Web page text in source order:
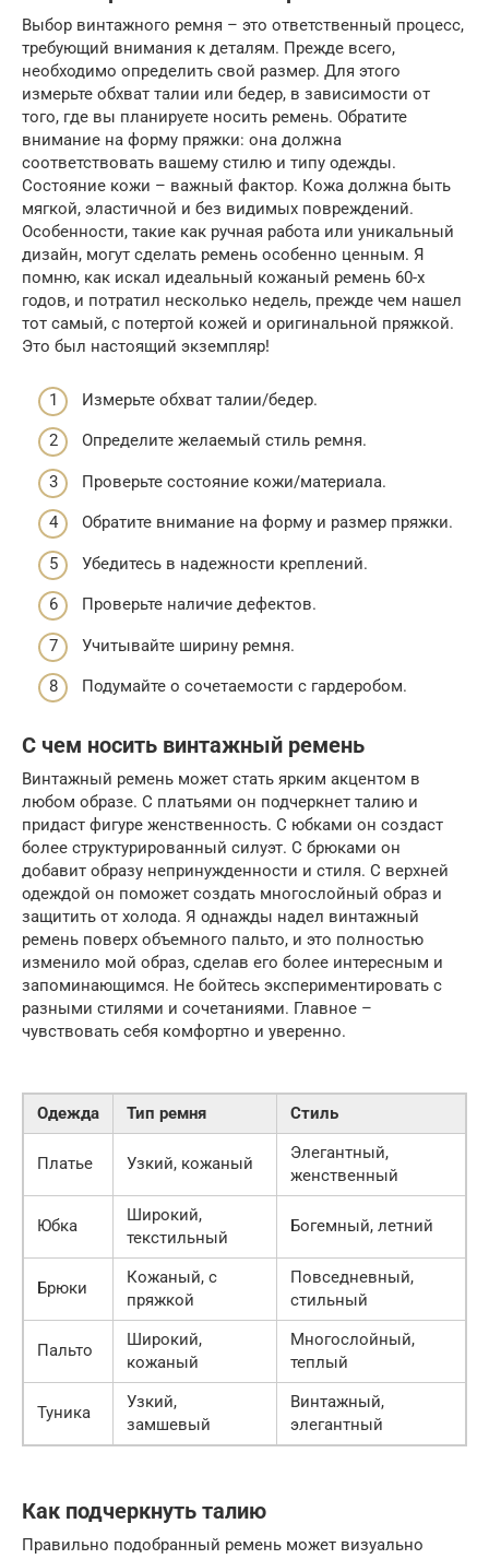
Выбор винтажного ремня – это ответственный процесс,
требующий внимания к деталям. Прежде всего,
необходимо определить свой размер. Для этого
измерьте обхват талии или бедер, в зависимости от
того, где вы планируете носить ремень. Обратите
внимание на форму пряжки: она должна
соответствовать вашему стилю и типу одежды.
Состояние кожи – важный фактор. Кожа должна быть
мягкой, эластичной и без видимых повреждений.
Особенности, такие как ручная работа или уникальный
дизайн, могут сделать ремень особенно ценным. Я
помню, как искал идеальный кожаный ремень 60-х
годов, и потратил несколько недель, прежде чем нашел
тот самый, с потертой кожей и оригинальной пряжкой.
Это был настоящий экземпляр!
Измерьте обхват талии/бедер.
Определите желаемый стиль ремня.
Проверьте состояние кожи/материала.
Обратите внимание на форму и размер пряжки.
Убедитесь в надежности креплений.
Проверьте наличие дефектов.
Учитывайте ширину ремня.
Подумайте о сочетаемости с гардеробом.
С чем носить винтажный ремень
Винтажный ремень может стать ярким акцентом в
любом образе. С платьями он подчеркнет талию и
придаст фигуре женственность. С юбками он создаст
более структурированный силуэт. С брюками он
добавит образу непринужденности и стиля. С верхней
одеждой он поможет создать многослойный образ и
защитить от холода. Я однажды надел винтажный
ремень поверх объемного пальто, и это полностью
изменило мой образ, сделав его более интересным и
запоминающимся. Не бойтесь экспериментировать с
разными стилями и сочетаниями. Главное –
чувствовать себя комфортно и уверенно.
Одежда Тип ремня Стиль
Платье Узкий, кожаный
Элегантный,
женственный
Юбка
Широкий,
текстильный
Богемный, летний
Брюки
Кожаный, с
пряжкой
Повседневный,
стильный
Пальто
Широкий,
кожаный
Многослойный,
теплый
Туника
Узкий,
замшевый
Винтажный,
элегантный
Как подчеркнуть талию
Правильно подобранный ремень может визуально